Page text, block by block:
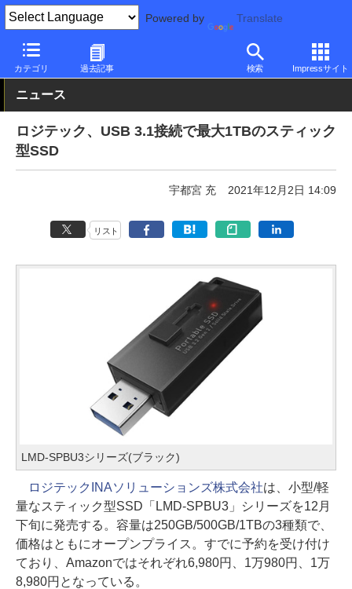
Powered by Translate
カテゴリ 過去記事 検索 Impressサイト
PC Watch 半導体/周辺機器
ニュース
ロジテック、USB 3.1接続で最大1TBのスティック
型SSD
宇都宮 充 2021年12月2日 14:09
リスト
LMD-SPBU3シリーズ(ブラック)
ロジテックINAソリューションズ株式会社は、小型/軽
量なスティック型SSD「LMD-SPBU3」シリーズを12月
下旬に発売する。容量は250GB/500GB/1TBの3種類で、
価格はともにオープンプライス。すでに予約を受け付け
ており、Amazonではそれぞれ6,980円、1万980円、1万
8,980円となっている。